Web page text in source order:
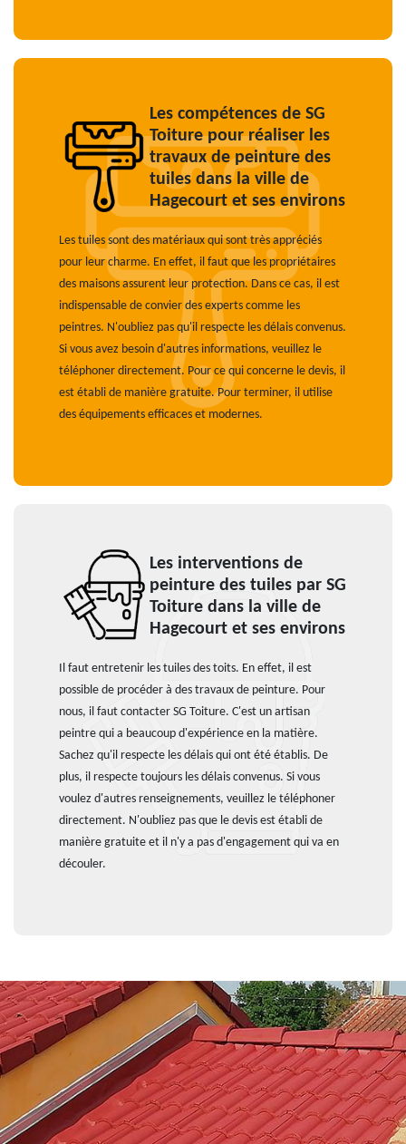
Les compétences de SG
Toiture pour réaliser les
travaux de peinture des
tuiles dans la ville de
Hagecourt et ses environs
Les tuiles sont des matériaux qui sont très appréciés
pour leur charme. En effet, il faut que les propriétaires
des maisons assurent leur protection. Dans ce cas, il est
indispensable de convier des experts comme les
peintres. N'oubliez pas qu'il respecte les délais convenus.
Si vous avez besoin d'autres informations, veuillez le
téléphoner directement. Pour ce qui concerne le devis, il
est établi de manière gratuite. Pour terminer, il utilise
des équipements efficaces et modernes.
Les interventions de
peinture des tuiles par SG
Toiture dans la ville de
Hagecourt et ses environs
Il faut entretenir les tuiles des toits. En effet, il est
possible de procéder à des travaux de peinture. Pour
nous, il faut contacter SG Toiture. C'est un artisan
peintre qui a beaucoup d'expérience en la matière.
Sachez qu'il respecte les délais qui ont été établis. De
plus, il respecte toujours les délais convenus. Si vous
voulez d'autres renseignements, veuillez le téléphoner
directement. N'oubliez pas que le devis est établi de
manière gratuite et il n'y a pas d'engagement qui va en
découler.